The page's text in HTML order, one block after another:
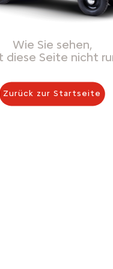
Wie Sie sehen,
diese Seite nicht
Zurück zur Startseite